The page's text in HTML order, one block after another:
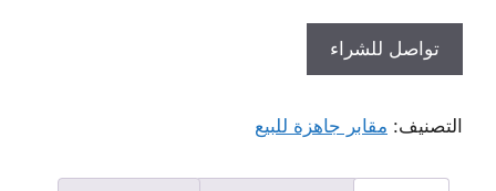
تواصل للشراء
التصنيف: مقابر جاهزة للبيع